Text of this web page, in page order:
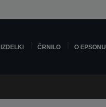
IZDELKI ČRNILO O EPSONU